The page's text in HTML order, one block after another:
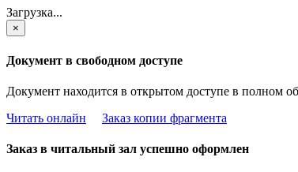
Загрузка...
×
Документ в свободном доступе
Документ находится в открытом доступе в полном
Читать онлайн
Заказ копии фрагмента
Заказ в читальный зал успешно оформлен